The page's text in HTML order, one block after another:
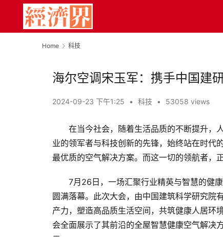
Home 科技
海尔空调宋玉军：携手中国建
2024-09-23 下午1:25 • 科技 • 53058 views
在当今社会，随着生活品质的不断提升，
业的领军者与科技创新的先锋，始终站在时代
最优质的空气解决方案。而这一切的领航者
7月26日，一场汇聚行业精英与智慧的健
圆满落幕。此次大会，由中国建筑科学研究院
产力，塑造高品质生活空间，共筑健康人居环
会全面展示了其前沿的全屋智慧健康空气解决